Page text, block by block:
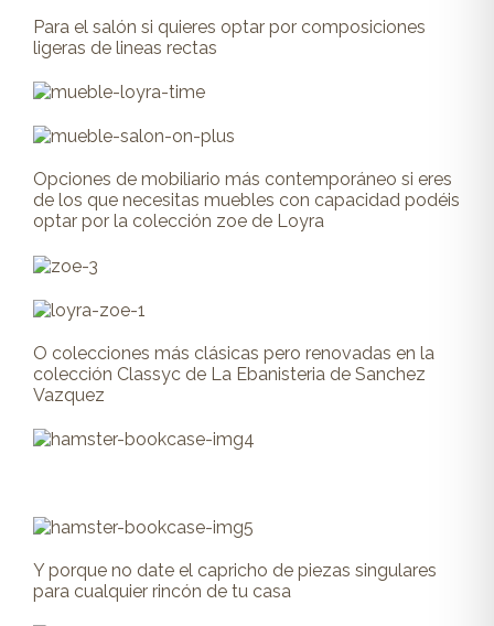
Para el salón si quieres optar por composiciones
ligeras de lineas rectas
Opciones de mobiliario más contemporáneo si eres
de los que necesitas muebles con capacidad podéis
optar por la colección zoe de Loyra
O colecciones más clásicas pero renovadas en la
colección Classyc de La Ebanisteria de Sanchez
Vazquez
Y porque no date el capricho de piezas singulares
para cualquier rincón de tu casa